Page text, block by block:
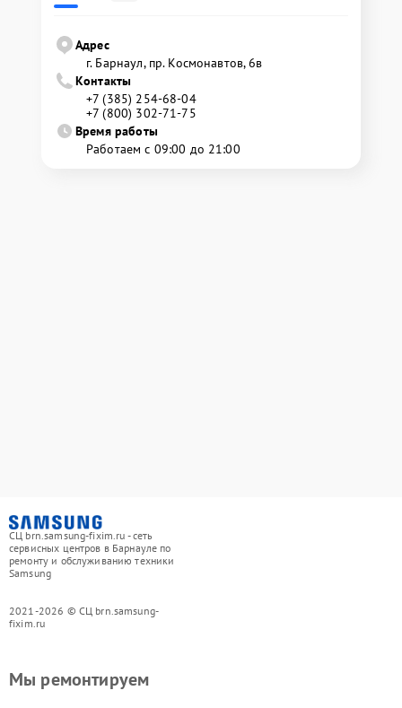
Адрес
г. Барнаул, ​пр. Космонавтов, 6в
Контакты
+7 (385) 254-68-04
+7 (800) 302-71-75
Время работы
Работаем с 09:00 до 21:00
СЦ brn.samsung-fixim.ru - сеть
сервисных центров в Барнауле по
ремонту и обслуживанию техники
Samsung
2021-2026 © СЦ brn.samsung-
fixim.ru
Мы ремонтируем